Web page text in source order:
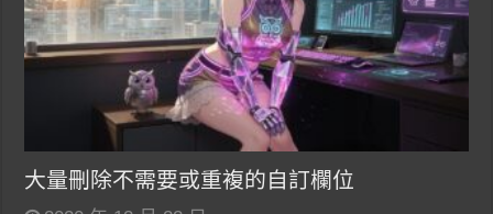
大量刪除不需要或重複的自訂欄位